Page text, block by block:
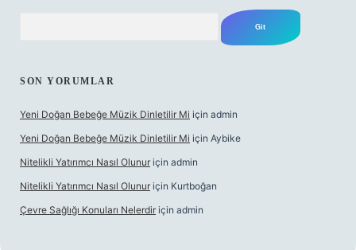
SON YORUMLAR
Yeni Doğan Bebeğe Müzik Dinletilir Mi için admin
Yeni Doğan Bebeğe Müzik Dinletilir Mi için Aybike
Nitelikli Yatırımcı Nasıl Olunur için admin
Nitelikli Yatırımcı Nasıl Olunur için Kurtboğan
Çevre Sağlığı Konuları Nelerdir için admin